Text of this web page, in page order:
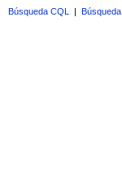
Búsqueda CQL |